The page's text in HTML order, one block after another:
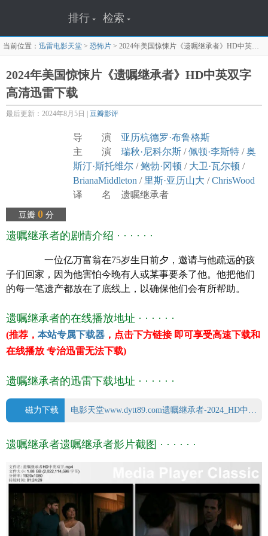
排行 检索
当前位置： 迅雷电影天堂 > 恐怖片 > 2024年美国惊悚片《遗嘱继承者》HD中英双字
2024年美国惊悚片《遗嘱继承者》HD中英双字
高清迅雷下载
最后更新：2024年8月5日 | 豆瓣影评
豆瓣 0分
导 演 亚历杭德罗·布鲁格斯
主 演 瑞秋·尼科尔斯 /佩顿·李斯特 /奥
斯汀·斯托维尔 /鲍勃·冈顿 / 大卫·瓦尔顿 /
BrianaMiddleton / 里斯·亚历山大 /ChrisWood
译 名 遗嘱继承者
产 地 美国
语 言 英语
字 幕 中英双字幕
上映日期 2024-07-12(美国)
视频尺寸 1920 x 1080
文件大小 2022 MB
片 长 84 Mins
遗嘱继承者的剧情介绍 · · · · · ·
一位亿万富翁在75岁生日前夕，邀请与他疏远的孩
子们回家，因为他害怕今晚有人或某事要杀了他。他把他们
的每一笔遗产都放在了底线上，以确保他们会有所帮助。
遗嘱继承者的在线播放地址 · · · · · ·
(推荐， 本站专属下载器 ，点击下方链接 即可享受高速下载和
在线播放 专治迅雷无法下载)
遗嘱继承者的迅雷下载地址 · · · · · ·
磁力下载 电影天堂www.dytt89.com遗嘱继承者-2024_HD中英双字.mp4.torrent
遗嘱继承者遗嘱继承者影片截图 · · · · · ·